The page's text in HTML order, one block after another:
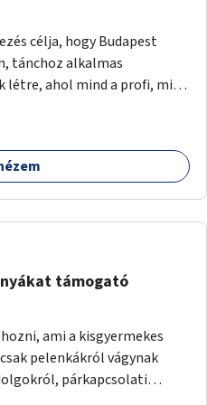
A takarítàst kötelezően
kitiltjàk a hasznàlók közül!
ezt az ötletemet! Talàn
is honoràriumképpen
célja, hogy Budapest
tánchoz alkalmas
létre, ahol mind a profi, mind
olyan terek kialakítására
szervezésére alkalmas,
támogató
ami a kisgyermekes
pelenkákról vágynak
párkapcsolati